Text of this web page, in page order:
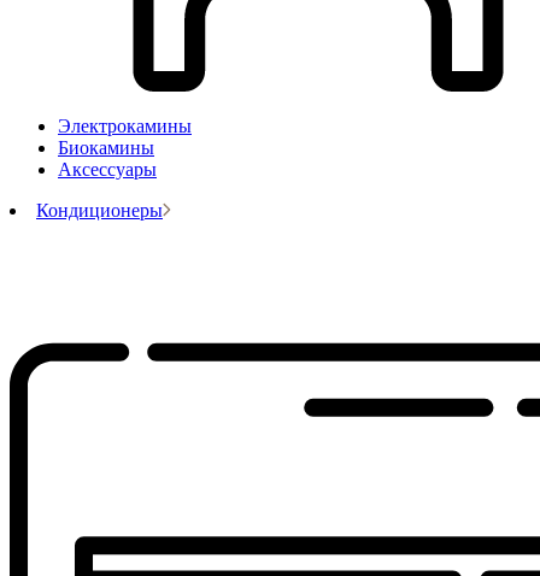
Электрокамины
Биокамины
Аксессуары
Кондиционеры